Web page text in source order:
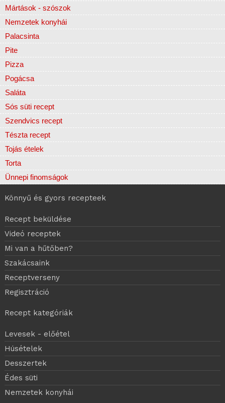
Mártások - szószok
Nemzetek konyhái
Palacsinta
Pite
Pizza
Pogácsa
Saláta
Sós süti recept
Szendvics recept
Tészta recept
Tojás ételek
Torta
Ünnepi finomságok
Könnyű és gyors recepteek
Recept beküldése
Videó receptek
Mi van a hűtőben?
Szakácsaink
Receptverseny
Regisztráció
Recept kategóriák
Levesek - előétel
Húsételek
Desszertek
Édes süti
Nemzetek konyhái